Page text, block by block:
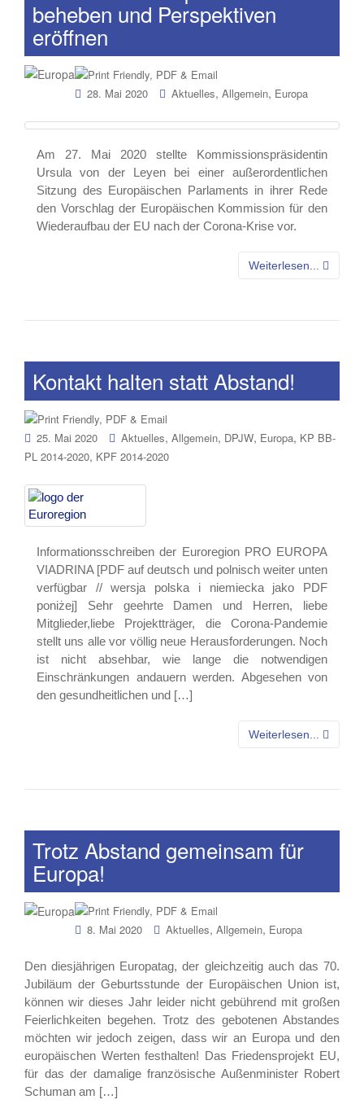
beheben und Perspektiven
eröffnen
28. Mai 2020 Aktuelles, Allgemein, Europa
Am 27. Mai 2020 stellte Kommissionspräsidentin
Ursula von der Leyen bei einer außerordentlichen
Sitzung des Europäischen Parlaments in ihrer Rede
den Vorschlag der Europäischen Kommission für den
Wiederaufbau der EU nach der Corona-Krise vor.
Weiterlesen...
Kontakt halten statt Abstand!
25. Mai 2020 Aktuelles, Allgemein, DPJW, Europa, KP BB-
PL 2014-2020, KPF 2014-2020
Informationsschreiben der Euroregion PRO EUROPA
VIADRINA [PDF auf deutsch und polnisch weiter unten
verfügbar // wersja polska i niemiecka jako PDF
poniżej] Sehr geehrte Damen und Herren, liebe
Mitglieder,liebe Projektträger, die Corona-Pandemie
stellt uns alle vor völlig neue Herausforderungen. Noch
ist nicht absehbar, wie lange die notwendigen
Einschränkungen andauern werden. Abgesehen von
den gesundheitlichen und […]
Weiterlesen...
Trotz Abstand gemeinsam für
Europa!
8. Mai 2020 Aktuelles, Allgemein, Europa
Den diesjährigen Europatag, der gleichzeitig auch das 70.
Jubiläum der Geburtsstunde der Europäischen Union ist,
können wir dieses Jahr leider nicht gebührend mit großen
Feierlichkeiten begehen. Trotz des gebotenen Abstandes
möchten wir jedoch zeigen, dass wir an Europa und den
europäischen Werten festhalten! Das Friedensprojekt EU,
für das der damalige französische Außenminister Robert
Schuman am […]